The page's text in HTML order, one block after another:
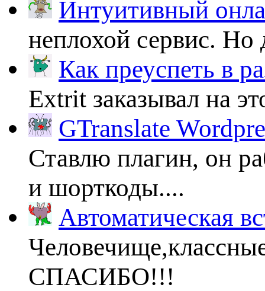
Интуитивный
неплохой сервис.
Как преуспеть в
Extrit заказывал на
GTranslate
Ставлю плагин, он
и шорткоды....
Автоматическая
СПАСИБО!!!